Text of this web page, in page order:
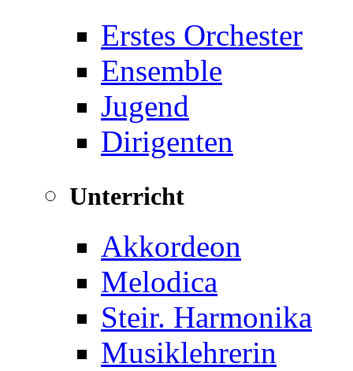
Erstes Orchester
Ensemble
Jugend
Dirigenten
Unterricht
Akkordeon
Melodica
Steir. Harmonika
Musiklehrerin